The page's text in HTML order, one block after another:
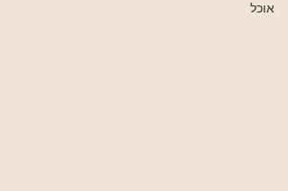
אוכל